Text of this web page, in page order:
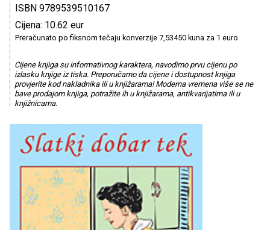
ISBN 9789539510167
Cijena: 10.62 eur
Preračunato po fiksnom tečaju konverzije 7,53450 kuna za 1 euro
Cijene knjiga su informativnog karaktera, navodimo prvu cijenu po
izlasku knjige iz tiska. Preporučamo da cijene i dostupnost knjiga
provjerite kod nakladnika ili u knjižarama! Moderna vremena više se ne
bave prodajom knjiga, potražite ih u knjižarama, antikvarijatima ili u
knjižnicama.